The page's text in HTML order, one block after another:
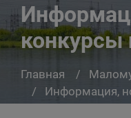
конкурсы
Главная
Информация,